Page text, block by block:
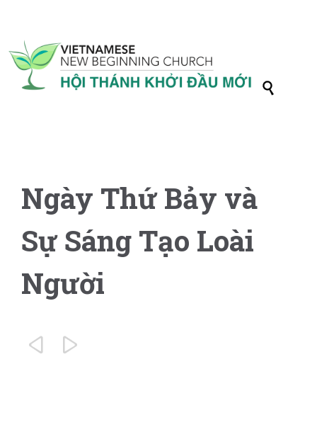

Ngày Thứ Bảy và
Sự Sáng Tạo Loài
Người
 